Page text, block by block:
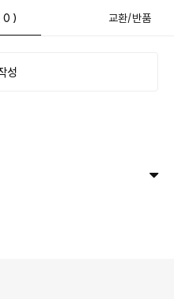
0 ) 교환/반품
성